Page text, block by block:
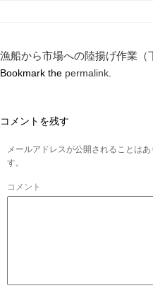
漁船から市場への陸揚げ作業（
Bookmark the permalink
コメントを残す
メールアドレスが公開されることは
す。
コメント